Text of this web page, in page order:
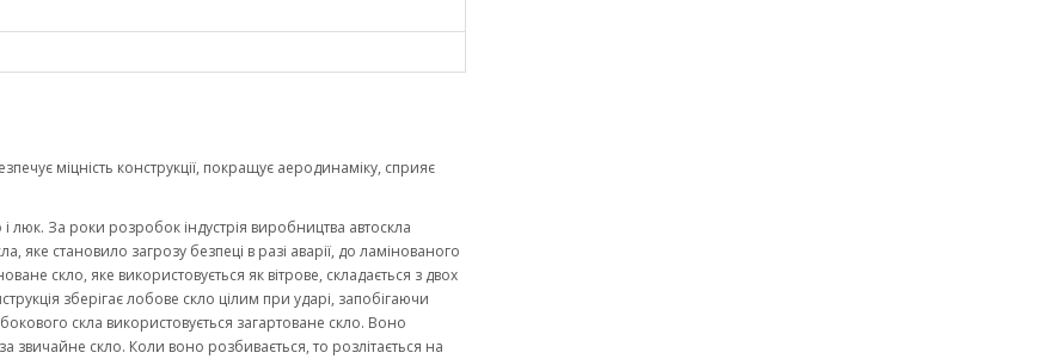
міцність конструкції, покращує аеродинаміку, сприяє
люк. За роки розробок індустрія виробництва автоскла
становило загрозу безпеці в разі аварії, до ламінованого
скло, яке використовується як вітрове, складається з двох
зберігає лобове скло цілим при ударі, запобігаючи
скла використовується загартоване скло. Воно
звичайне скло. Коли воно розбивається, то розлітається на